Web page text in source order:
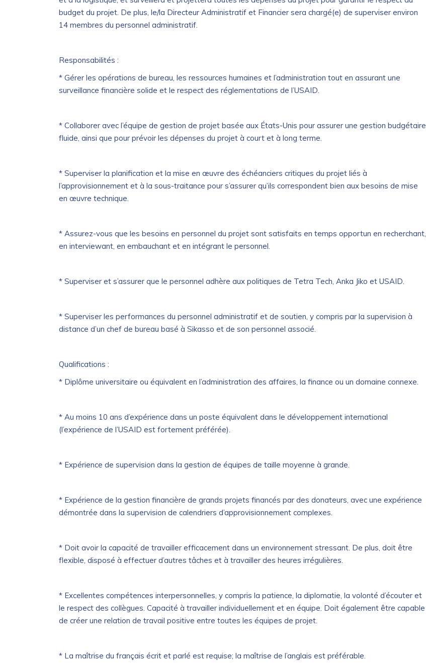
budget du projet. De plus, le/la Directeur Administratif et Financier sera chargé(e) de superviser environ
14 membres du personnel administratif.
Responsabilités :
* Gérer les opérations de bureau, les ressources humaines et l’administration tout en assurant une
surveillance financière solide et le respect des réglementations de l’USAID.
* Collaborer avec l’équipe de gestion de projet basée aux États-Unis pour assurer une gestion budgétaire
fluide, ainsi que pour prévoir les dépenses du projet à court et à long terme.
* Superviser la planification et la mise en œuvre des échéanciers critiques du projet liés à
l’approvisionnement et à la sous-traitance pour s’assurer qu’ils correspondent bien aux besoins de mise
en œuvre technique.
* Assurez-vous que les besoins en personnel du projet sont satisfaits en temps opportun en recherchant,
en interviewant, en embauchant et en intégrant le personnel.
* Superviser et s’assurer que le personnel adhère aux politiques de Tetra Tech, Anka Jiko et USAID.
* Superviser les performances du personnel administratif et de soutien, y compris par la supervision à
distance d’un chef de bureau basé à Sikasso et de son personnel associé.
Qualifications :
* Diplôme universitaire ou équivalent en l’administration des affaires, la finance ou un domaine connexe.
* Au moins 10 ans d’expérience dans un poste équivalent dans le développement international
(l’expérience de l’USAID est fortement préférée).
* Expérience de supervision dans la gestion de équipes de taille moyenne à grande.
* Expérience de la gestion financière de grands projets financés par des donateurs, avec une expérience
démontrée dans la supervision de calendriers d’approvisionnement complexes.
* Doit avoir la capacité de travailler efficacement dans un environnement stressant. De plus, doit être
flexible, disposé à effectuer d’autres tâches et à travailler des heures irrégulières.
* Excellentes compétences interpersonnelles, y compris la patience, la diplomatie, la volonté d’écouter et
le respect des collègues. Capacité à travailler individuellement et en équipe. Doit également être capable
de créer une relation de travail positive entre toutes les équipes de projet.
* La maîtrise du français écrit et parlé est requise; la maîtrise de l’anglais est préférable.